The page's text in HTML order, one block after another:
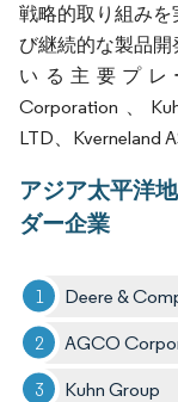
戦略的取り組み
び継続的な製品
いる主要プレ
Corporation、
LTD、Kverneland
アジア太平洋
ダー企業
Deere &
AGCO
Kuhn Group